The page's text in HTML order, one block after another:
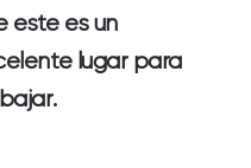
este es un
lugar para